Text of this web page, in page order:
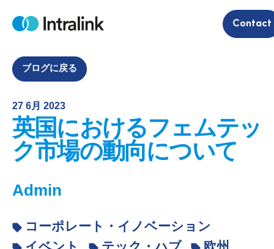
H
e
Contact
ブログに戻る
27 6月 2023
英国におけるフェムテッ
ク市場の動向について
Admin
コーポレート・イノベーション